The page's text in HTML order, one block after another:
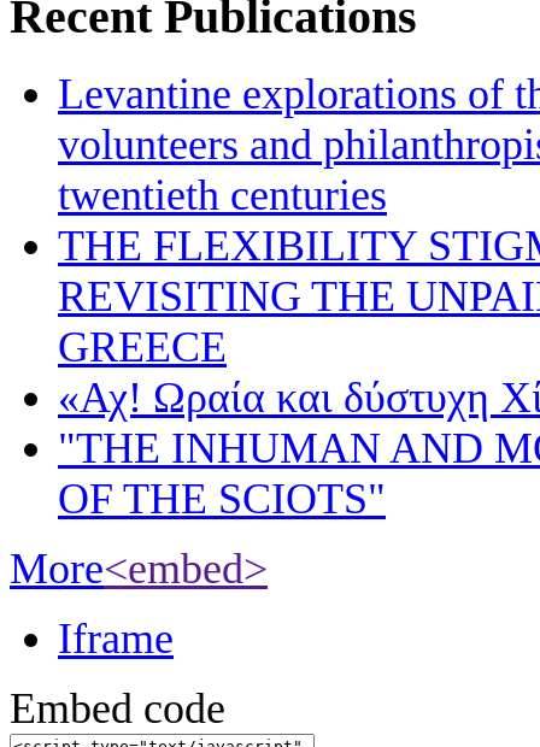
Recent Publications
Levantine explorations of
volunteers and
twentieth centuries
THE FLEXIBILITY
REVISITING THE
GREECE
«Αχ! Ωραία και δύστυχη
"THE INHUMAN AND
OF THE SCIOTS"
More<embed>
Iframe
Embed code